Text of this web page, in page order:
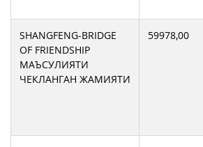
SHANGFENG-BRIDGE
OF FRIENDSHIP
МАЪСУЛИЯТИ
ЧЕКЛАНГАН ЖАМИЯТИ
59978,00